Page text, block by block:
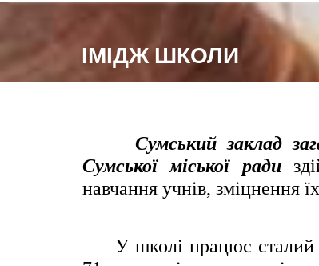
ІМІДЖ ШКОЛИ
Сумський заклад
Сумської міської ради
навчання учнів, зміцнення
У школі працює сталий